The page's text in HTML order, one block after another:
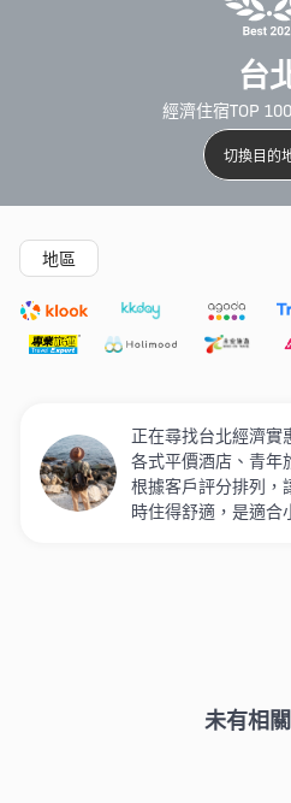
台
經濟住宿TOP
切換目的
精選酒店
地區
正在尋找台北經濟實
各式平價酒店、青年
根據客戶評分排列，
時住得舒適，是適合
未有相